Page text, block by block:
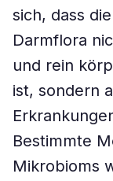
sich, dass
Darmflora
und rein
ist, sondern
Bestimmte
Mikrobioms